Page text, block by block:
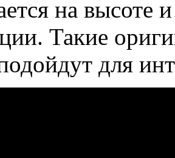
на высоте
Такие
для